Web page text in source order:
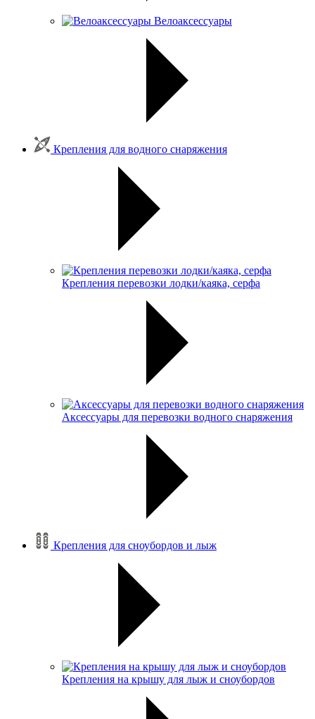
Велоаксессуары
Крепления для водного снаряжения
Крепления перевозки лодки/каяка, серфа
Аксессуары для перевозки водного снаряжения
Крепления для сноубордов и лыж
Крепления на крышу для лыж и сноубордов